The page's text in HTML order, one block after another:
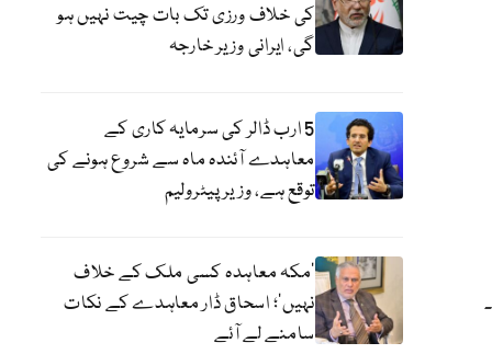
کی خلاف ورزی تک بات چیت نہیں ہو
گی، ایرانی وزیر خارجہ
5 ارب ڈالر کی سرمایہ کاری کے
معاہدے آئندہ ماہ سے شروع ہونے کی
توقع ہے، وزیر پیٹرولیم
‘مکہ معاہدہ کسی ملک کے خلاف
نہیں’؛ اسحاق ڈار معاہدے کے نکات
سامنے لے آئے